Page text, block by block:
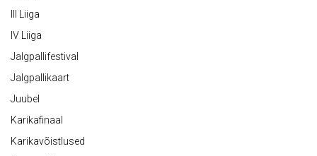
III Liiga
IV Liiga
Jalgpallifestival
Jalgpallikaart
Juubel
Karikafinaal
Karikavõistlused